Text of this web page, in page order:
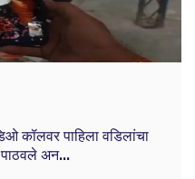
कॉलवर पाहिला वडिलांचा
अन...